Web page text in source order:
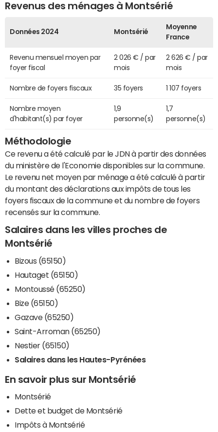
Revenus des ménages à Montsérié
Données 2024 Montsérié
Moyenne
France
Revenu mensuel moyen par
foyer fiscal
2 026 € / par
mois
2 626 € / par
mois
Nombre de foyers fiscaux 35 foyers 1 107 foyers
Nombre moyen
d'habitant(s) par foyer
1,9
personne(s)
1,7
personne(s)
Méthodologie
Ce revenu a été calculé par le JDN à partir des données
du ministère de l'Economie disponibles sur la commune.
Le revenu net moyen par ménage a été calculé à partir
du montant des déclarations aux impôts de tous les
foyers fiscaux de la commune et du nombre de foyers
recensés sur la commune.
Salaires dans les villes proches de
Montsérié
Bizous (65150)
Hautaget (65150)
Montoussé (65250)
Bize (65150)
Gazave (65250)
Saint-Arroman (65250)
Nestier (65150)
Salaires dans les Hautes-Pyrénées
En savoir plus sur Montsérié
Montsérié
Dette et budget de Montsérié
Impôts à Montsérié